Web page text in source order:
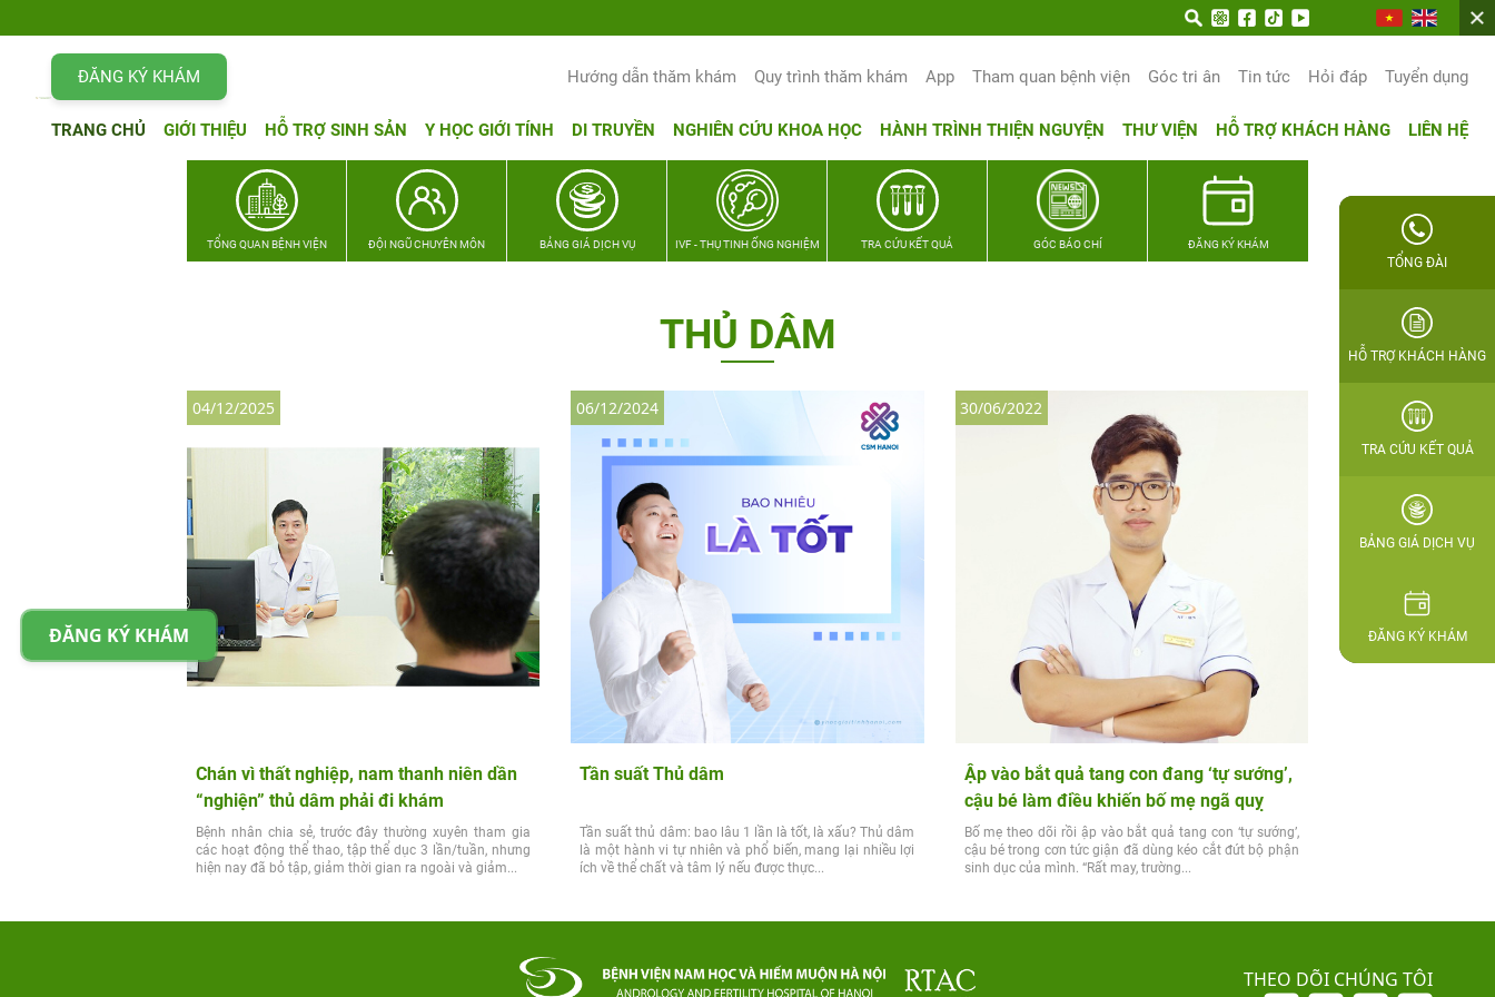
ĐĂNG KÝ KHÁM Hướng dẫn thăm khám Quy trình thăm khám App Tham quan bệnh viện Góc tri ân Tin tức Hỏi đáp Tuyển dụng
TRANG CHỦ GIỚI THIỆU HỖ TRỢ SINH SẢN Y HỌC GIỚI TÍNH DI TRUYỀN NGHIÊN CỨU KHOA HỌC HÀNH TRÌNH THIỆN NGUYỆN THƯ VIỆN HỖ TRỢ KHÁCH HÀNG LIÊN HỆ
TỔNG QUAN BỆNH VIỆN ĐỘI NGŨ CHUYÊN MÔN BẢNG GIÁ DỊCH VỤ IVF - THỤ TINH ỐNG NGHIỆM TRA CỨU KẾT QUẢ GÓC BÁO CHÍ ĐĂNG KÝ KHÁM
THỦ DÂM
Chán vì thất nghiệp, nam thanh niên dần
“nghiện” thủ dâm phải đi khám
Bệnh nhân chia sẻ, trước đây thường xuyên tham gia
các hoạt động thể thao, tập thể dục 3 lần/tuần, nhưng
hiện nay đã bỏ tập, giảm thời gian ra ngoài và giảm...
04/12/2025
Tần suất Thủ dâm
Tần suất thủ dâm: bao lâu 1 lần là tốt, là xấu? Thủ dâm
là một hành vi tự nhiên và phổ biến, mang lại nhiều lợi
ích về thể chất và tâm lý nếu được thực...
06/12/2024
Ập vào bắt quả tang con đang ‘tự sướng’,
cậu bé làm điều khiến bố mẹ ngã quỵ
Bố mẹ theo dõi rồi ập vào bắt quả tang con ‘tự sướng’,
cậu bé trong cơn tức giận đã dùng kéo cắt đứt bộ phận
sinh dục của mình. “Rất may, trường...
30/06/2022
THEO DÕI CHÚNG TÔI
TỔNG ĐÀI
HỖ TRỢ KHÁCH HÀNG
TRA CỨU KẾT QUẢ
BẢNG GIÁ DỊCH VỤ
ĐĂNG KÝ KHÁM
ĐĂNG KÝ KHÁM